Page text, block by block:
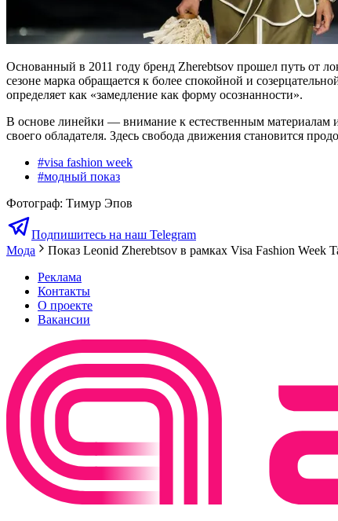
Основанный в 2011 году бренд Zherebtsov прошел путь от
сезоне марка обращается к более спокойной и
определяет как «замедление как форму осознанности».
В основе линейки — внимание к естественным материалам
своего обладателя. Здесь свобода движения становится
#visa fashion week
#модный показ
Фотограф: Тимур Эпов
Подпишитесь на наш Telegram
Мода
Показ Leonid Zherebtsov в рамках Visa Fashion Week
Реклама
Контакты
О проекте
Вакансии